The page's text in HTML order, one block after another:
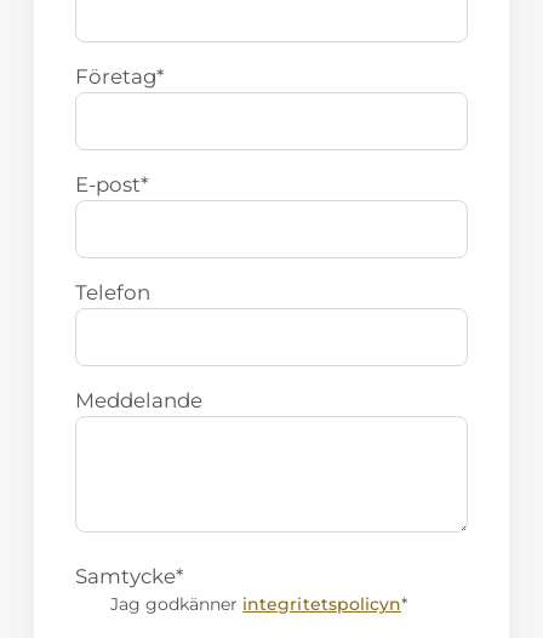
Företag*
E-post*
Telefon
Meddelande
Samtycke*
Jag godkänner integritetspolicyn*